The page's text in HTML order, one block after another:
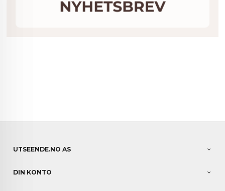
UTSEENDE.NO AS
DIN KONTO